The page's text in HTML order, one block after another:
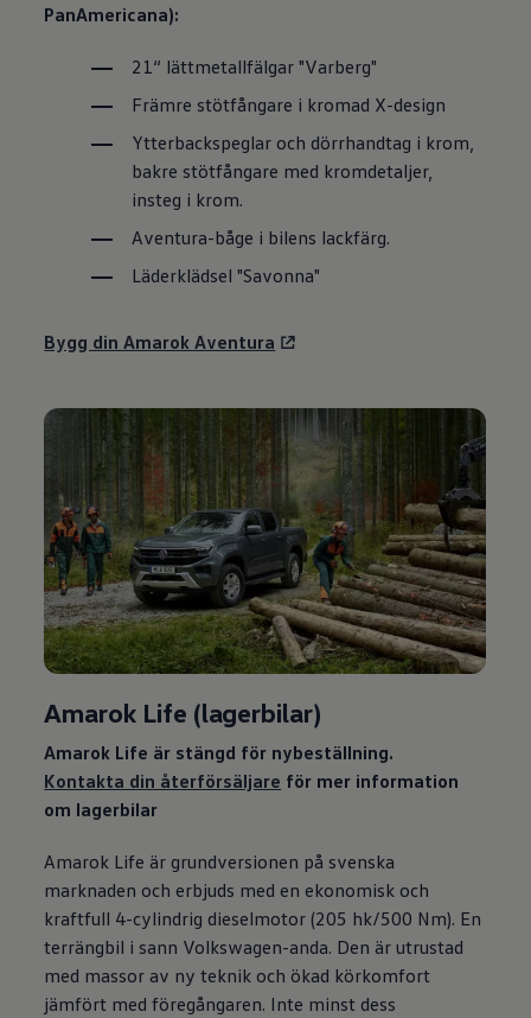
PanAmericana):
21“ lättmetallfälgar "Varberg"
Främre stötfångare i kromad X-design
Ytterbackspeglar och dörrhandtag i krom,
bakre stötfångare med kromdetaljer,
insteg i krom.
Aventura-båge i bilens lackfärg.
Läderklädsel "Savonna"
Bygg din Amarok Aventura
Amarok Life (lagerbilar)
Amarok Life är stängd för nybeställning.
Kontakta din återförsäljare för mer information
om lagerbilar
Amarok Life är grundversionen på svenska
marknaden och erbjuds med en ekonomisk och
kraftfull 4-cylindrig dieselmotor (205 hk/500 Nm). En
terrängbil i sann Volkswagen-anda. Den är utrustad
med massor av ny teknik och ökad körkomfort
jämfört med föregångaren. Inte minst dess